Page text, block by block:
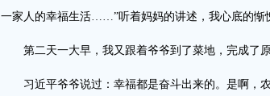
一家人的幸福生活……”听着妈妈的讲述，我心底的惭
第二天一大早，我又跟着爷爷到了菜地，完成了原
习近平爷爷说过：幸福都是奋斗出来的。是啊，